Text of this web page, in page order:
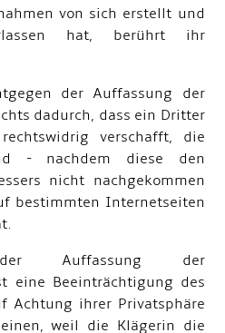
von sich erstellt und
hat, berührt ihr
der Auffassung der
dadurch, dass ein Dritter
verschafft, die
- nachdem diese den
nicht nachgekommen
bestimmten Internetseiten
Auffassung der
eine Beeinträchtigung des
Achtung ihrer Privatsphäre
weil die Klägerin die